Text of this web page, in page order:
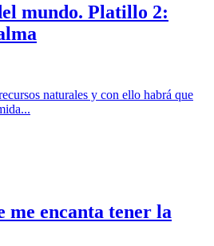
mundo. Platillo 2:
naturales y con ello habrá que
me encanta tener la